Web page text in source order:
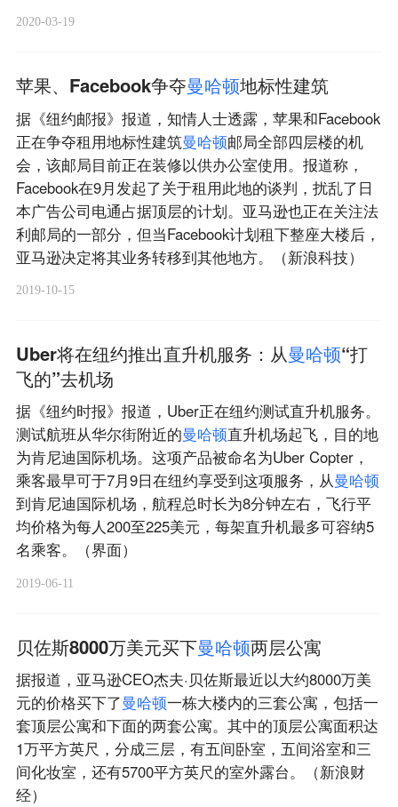
2020-03-19
苹果、Facebook争夺曼哈顿地标性建筑
据《纽约邮报》报道，知情人士透露，苹果和Facebook
正在争夺租用地标性建筑曼哈顿邮局全部四层楼的机
会，该邮局目前正在装修以供办公室使用。报道称，
Facebook在9月发起了关于租用此地的谈判，扰乱了日
本广告公司电通占据顶层的计划。亚马逊也正在关注法
利邮局的一部分，但当Facebook计划租下整座大楼后，
亚马逊决定将其业务转移到其他地方。（新浪科技）
2019-10-15
Uber将在纽约推出直升机服务：从曼哈顿“打
飞的”去机场
据《纽约时报》报道，Uber正在纽约测试直升机服务。
测试航班从华尔街附近的曼哈顿直升机场起飞，目的地
为肯尼迪国际机场。这项产品被命名为Uber Copter，
乘客最早可于7月9日在纽约享受到这项服务，从曼哈顿
到肯尼迪国际机场，航程总时长为8分钟左右，飞行平
均价格为每人200至225美元，每架直升机最多可容纳5
名乘客。（界面）
2019-06-11
贝佐斯8000万美元买下曼哈顿两层公寓
据报道，亚马逊CEO杰夫·贝佐斯最近以大约8000万美
元的价格买下了曼哈顿一栋大楼内的三套公寓，包括一
套顶层公寓和下面的两套公寓。其中的顶层公寓面积达
1万平方英尺，分成三层，有五间卧室，五间浴室和三
间化妆室，还有5700平方英尺的室外露台。（新浪财
经）